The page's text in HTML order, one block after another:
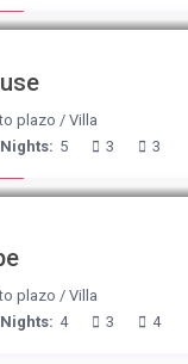
plazo /Villa
5 3 3
plazo /Villa
4 3 4